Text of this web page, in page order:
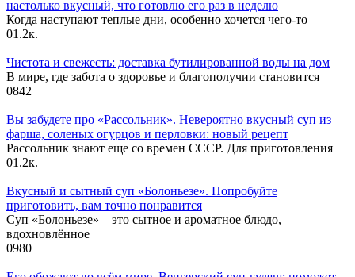
настолько вкусный, что готовлю его раз в неделю
Когда наступают теплые дни, особенно хочется чего-то
01.2к.
Чистота и свежесть: доставка бутилированной воды на дом
В мире, где забота о здоровье и благополучии становится
0842
Вы забудете про «Рассольник». Невероятно вкусный суп из
фарша, соленых огурцов и перловки: новый рецепт
Рассольник знают еще со времен СССР. Для приготовления
01.2к.
Вкусный и сытный cуп «Болоньезе». Попробуйте
приготовить, вам точно понравится
Суп «Болоньезе» – это сытное и ароматное блюдо,
вдохновлённое
0980